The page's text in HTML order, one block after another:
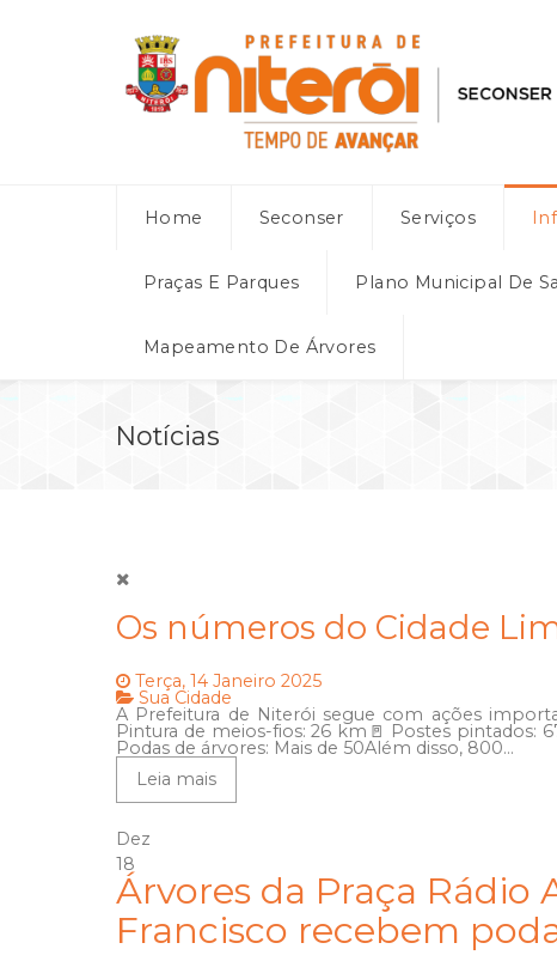
Home Seconser Serviços
Praças E Parques Plano Municipal De
Mapeamento De Árvores
Notícias
Os números do Cidade
Terça, 14 Janeiro 2025
Sua Cidade
A Prefeitura de Niterói segue com ações
Pintura de meios-fios: 26 km🚪 Postes pintados:
Podas de árvores: Mais de 50Além disso, 800...
Leia mais
Dez
18
Árvores da Praça Rádio
Francisco recebem